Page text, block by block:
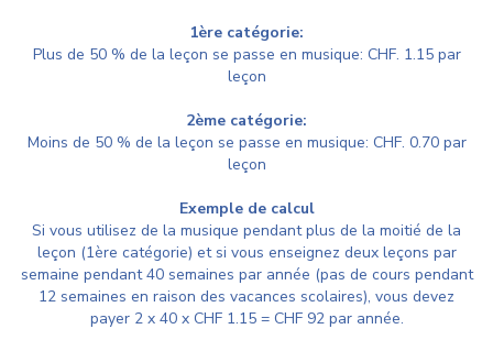
1ère catégorie:
Plus de 50 % de la leçon se passe en musique: CHF. 1.15 par
leçon
2ème catégorie:
Moins de 50 % de la leçon se passe en musique: CHF. 0.70 par
leçon
Exemple de calcul
Si vous utilisez de la musique pendant plus de la moitié de la
leçon (1ère catégorie) et si vous enseignez deux leçons par
semaine pendant 40 semaines par année (pas de cours pendant
12 semaines en raison des vacances scolaires), vous devez
payer 2 x 40 x CHF 1.15 = CHF 92 par année.